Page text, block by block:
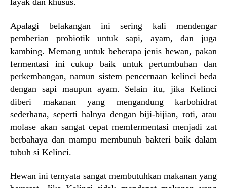
Apalagi belakangan ini sering kali mendengar
pemberian probiotik untuk sapi, ayam, dan juga
kambing. Memang untuk beberapa jenis hewan, pakan
fermentasi ini cukup baik untuk pertumbuhan dan
perkembangan, namun sistem pencernaan kelinci beda
dengan sapi maupun ayam. Selain itu, jika Kelinci
diberi makanan yang mengandung karbohidrat
sederhana, seperti halnya dengan biji-bijian, roti, atau
molase akan sangat cepat memfermentasi menjadi zat
berbahaya dan mampu membunuh bakteri baik dalam
tubuh si Kelinci.
Hewan ini ternyata sangat membutuhkan makanan yang